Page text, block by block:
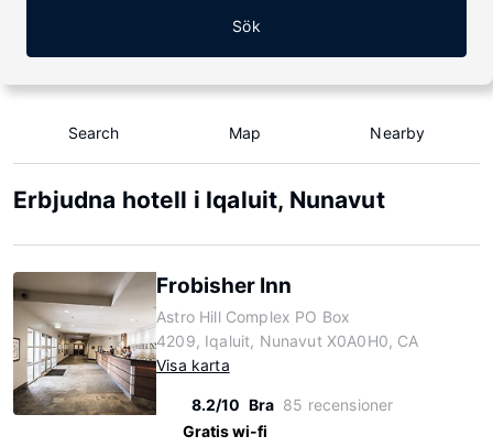
Sök
Search Map Nearby
Erbjudna hotell i Iqaluit, Nunavut
Frobisher Inn
Astro Hill Complex PO Box
4209, Iqaluit, Nunavut X0A0H0, CA
Visa karta
8.2/10 Bra 85 recensioner
Gratis wi-fi